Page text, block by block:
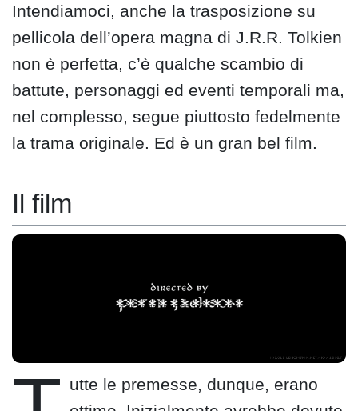
Intendiamoci, anche la trasposizione su
pellicola dell’opera magna di J.R.R. Tolkien
non è perfetta, c’è qualche scambio di
battute, personaggi ed eventi temporali ma,
nel complesso, segue piuttosto fedelmente
la trama originale. Ed è un gran bel film.
Il film
utte le premesse, dunque, erano